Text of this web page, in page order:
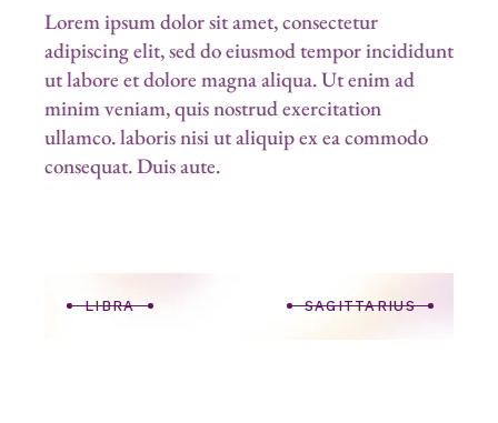
Lorem ipsum dolor sit amet, consectetur
adipiscing elit, sed do eiusmod tempor incididunt
ut labore et dolore magna aliqua. Ut enim ad
minim veniam, quis nostrud exercitation
ullamco. laboris nisi ut aliquip ex ea commodo
consequat. Duis aute.
LIBRA SAGITTARIUS